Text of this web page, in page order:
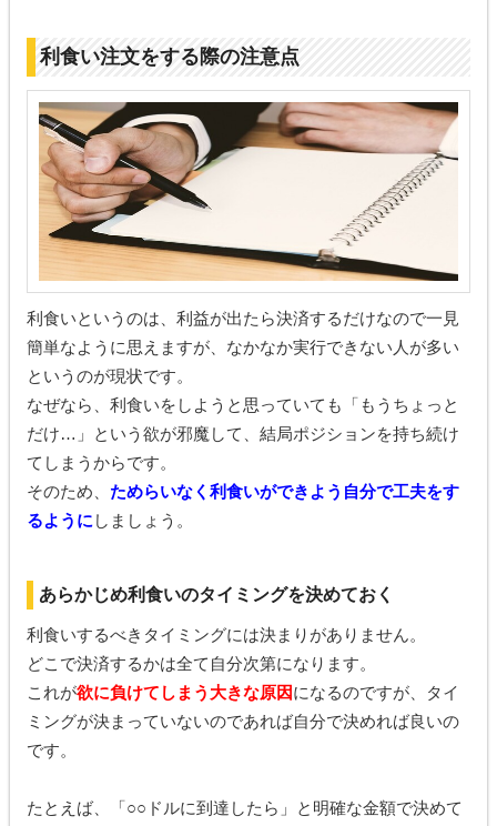
利食い注文をする際の注意点
利食いというのは、利益が出たら決済するだけなので一見
簡単なように思えますが、なかなか実行できない人が多い
というのが現状です。
なぜなら、利食いをしようと思っていても「もうちょっと
だけ…」という欲が邪魔して、結局ポジションを持ち続け
てしまうからです。
そのため、 ためらいなく利食いができよう自分で工夫をす
るように しましょう。
あらかじめ利食いのタイミングを決めておく
利食いするべきタイミングには決まりがありません。
どこで決済するかは全て自分次第になります。
これが欲に負けてしまう大きな原因になるのですが、タイ
ミングが決まっていないのであれば自分で決めれば良いの
です。
たとえば、「○○ドルに到達したら」と明確な金額で決めて